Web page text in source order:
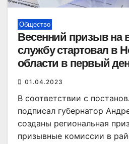
Общество
Весенний призыв на
службу стартовал в
области в первый
01.04.2023
В соответствии с
подписал губернатор
созданы региональная
призывные комиссии в